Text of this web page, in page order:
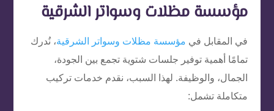
مؤسسة مظلات وسواتر الشرقية
في المقابل في مؤسسة مظلات وسواتر الشرقية، نُدرك
تمامًا أهمية توفير جلسات شتوية تجمع بين الجودة،
الجمال، والوظيفة. لهذا السبب، نقدم خدمات تركيب
متكاملة تشمل: